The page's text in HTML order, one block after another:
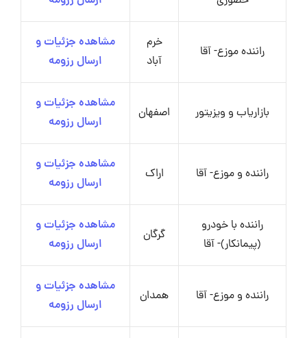
راننده موزع- آقا
خرم
آباد
مشاهده جزئیات و
ارسال رزومه
بازاریاب و ویزیتور اصفهان
مشاهده جزئیات و
ارسال رزومه
راننده و موزع- آقا اراک
مشاهده جزئیات و
ارسال رزومه
راننده با خودرو
(پیمانکار)- آقا
گرگان
مشاهده جزئیات و
ارسال رزومه
راننده و موزع- آقا همدان
مشاهده جزئیات و
ارسال رزومه